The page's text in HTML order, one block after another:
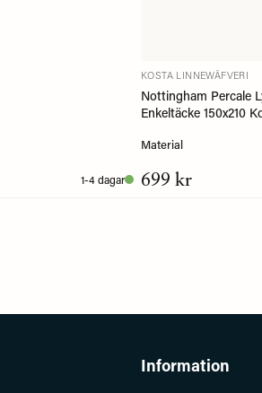
1-4 dagar
KOSTA LINNEWÄFVERI
Nottingham Percale
Enkeltäcke 150x210
Material
699 kr
Information